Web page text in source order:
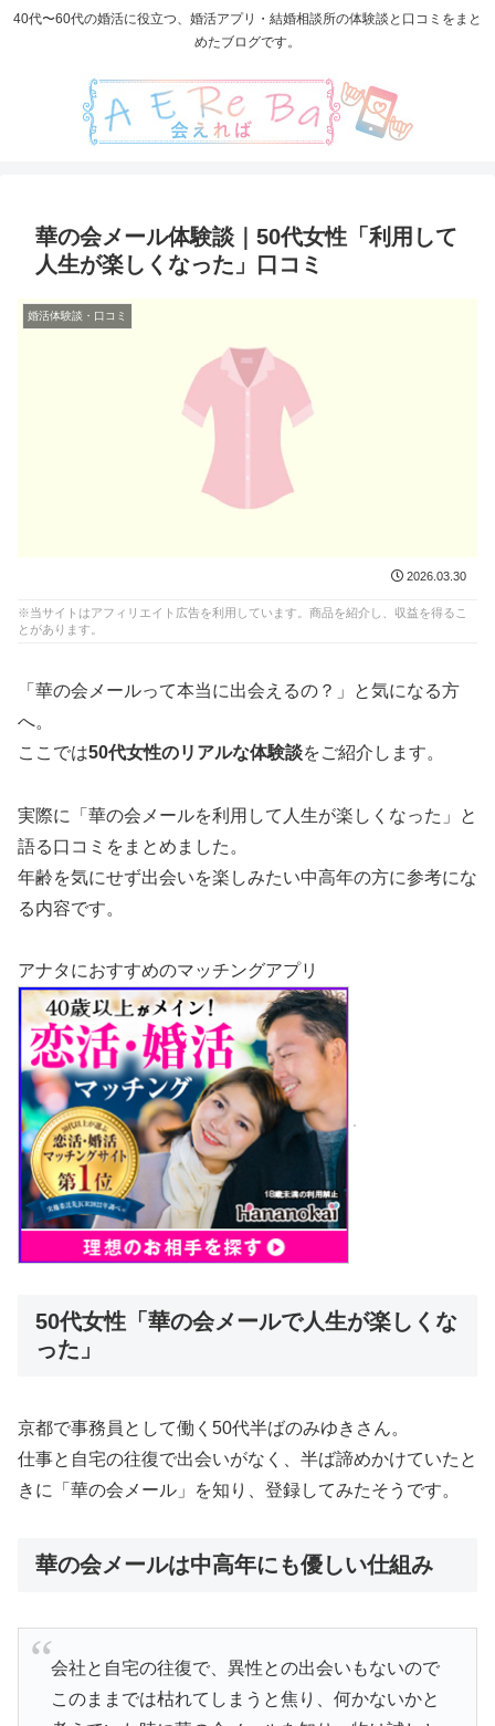
40代〜60代の婚活に役立つ、婚活アプリ・結婚相談所の体験談と口コミをまと
めたブログです。
華の会メール体験談｜50代女性「利用して
人生が楽しくなった」口コミ
婚活体験談・口コミ
2026.03.30
※当サイトはアフィリエイト広告を利用しています。商品を紹介し、収益を得るこ
とがあります。
「華の会メールって本当に出会えるの？」と気になる方
へ。
ここでは50代女性のリアルな体験談をご紹介します。
実際に「華の会メールを利用して人生が楽しくなった」と
語る口コミをまとめました。
年齢を気にせず出会いを楽しみたい中高年の方に参考にな
る内容です。
アナタにおすすめのマッチングアプリ
50代女性「華の会メールで人生が楽しくな
った」
京都で事務員として働く50代半ばのみゆきさん。
仕事と自宅の往復で出会いがなく、半ば諦めかけていたと
きに「華の会メール」を知り、登録してみたそうです。
華の会メールは中高年にも優しい仕組み
会社と自宅の往復で、異性との出会いもないので
このままでは枯れてしまうと焦り、何かないかと